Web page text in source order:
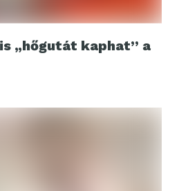
„hőgutát kaphat” a